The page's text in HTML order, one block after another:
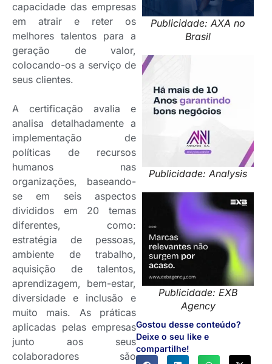
Publicidade: AXA no
Brasil
Publicidade: Analysis
Publicidade: EXB
Agency
Gostou desse conteúdo?
Deixe o seu like e
compartilhe!
capacidade das empresas
em atrair e reter os
melhores talentos para a
geração de valor,
colocando-os a serviço de
seus clientes.
A certificação avalia e
analisa detalhadamente a
implementação de
políticas de recursos
humanos nas
organizações, baseando-
se em seis aspectos
divididos em 20 temas
diferentes, como:
estratégia de pessoas,
ambiente de trabalho,
aquisição de talentos,
aprendizagem, bem-estar,
diversidade e inclusão e
muito mais. As práticas
aplicadas pelas empresas
junto aos seus
colaboradores são